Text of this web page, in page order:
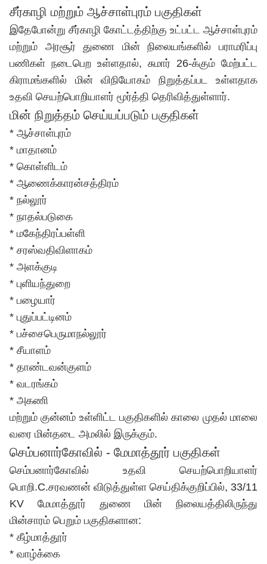
சீர்காழி மற்றும் ஆச்சாள்புரம் பகுதிகள்
இதேபோன்று சீர்காழி கோட்டத்திற்கு உட்பட்ட ஆச்சாள்புரம்
மற்றும் அரசூர் துணை மின் நிலையங்களில் பராமரிப்பு
பணிகள் நடைபெற உள்ளதால், சுமார் 26-க்கும் மேற்பட்ட
கிராமங்களில் மின் விநியோகம் நிறுத்தப்பட உள்ளதாக
உதவி செயற்பொறியாளர் மூர்த்தி தெரிவித்துள்ளார்.
மின் நிறுத்தம் செய்யப்படும் பகுதிகள்
* ஆச்சாள்புரம்
* மாதானம்
* கொள்ளிடம்
* ஆணைக்காரன்சத்திரம்
* நல்லூர்
* நாதல்படுகை
* மகேந்திரப்பள்ளி
* சரஸ்வதிவிளாகம்
* அளக்குடி
* புளியந்துறை
* பழையார்
* புதுப்பட்டினம்
* பச்சைபெருமாநல்லூர்
* சீயாளம்
* தாண்டவன்குளம்
* வடரங்கம்
* அகணி
மற்றும் குன்னம் உள்ளிட்ட பகுதிகளில் காலை முதல் மாலை
வரை மின்தடை அமலில் இருக்கும்.
செம்பனார்கோவில் - மேமாத்தூர் பகுதிகள்
செம்பனார்கோவில் உதவி செயற்பொறியாளர்
பொறி.C.சரவணன் விடுத்துள்ள செய்திக்குறிப்பில், 33/11
KV மேமாத்தூர் துணை மின் நிலையத்திலிருந்து
மின்சாரம் பெறும் பகுதிகளான:
* கீழ்மாத்தூர்
* வாழ்க்கை